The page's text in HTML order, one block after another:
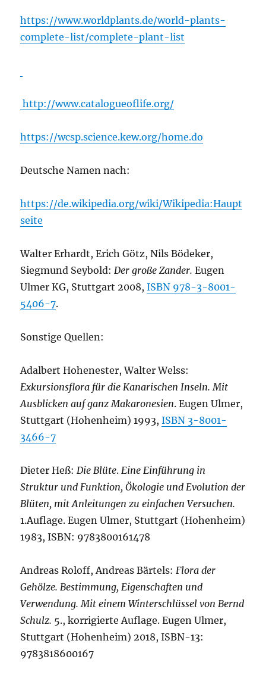
https://www.worldplants.de/world-plants-
complete-list/complete-plant-list
http://www.catalogueoflife.org/
https://wcsp.science.kew.org/home.do
Deutsche Namen nach:
https://de.wikipedia.org/wiki/Wikipedia:Haupt
seite
Walter Erhardt, Erich Götz, Nils Bödeker,
Siegmund Seybold:Der große Zander. Eugen
Ulmer KG, Stuttgart 2008,ISBN 978-3-8001-
5406-7.
Sonstige Quellen:
Adalbert Hohenester, Walter Welss:
Exkursionsflora für die Kanarischen Inseln. Mit
Ausblicken auf ganz Makaronesien. Eugen Ulmer,
Stuttgart (Hohenheim) 1993,ISBN 3-8001-
3466-7
Dieter Heß:Die Blüte. Eine Einführung in
Struktur und Funktion, Ökologie und Evolution der
Blüten, mit Anleitungen zu einfachen Versuchen.
1.Auflage. Eugen Ulmer, Stuttgart (Hohenheim)
1983, ISBN: 9783800161478
Andreas Roloff, Andreas Bärtels:Flora der
Gehölze. Bestimmung, Eigenschaften und
Verwendung. Mit einem Winterschlüssel von Bernd
Schulz. 5., korrigierte Auflage. Eugen Ulmer,
Stuttgart (Hohenheim) 2018, ISBN-13:
9783818600167